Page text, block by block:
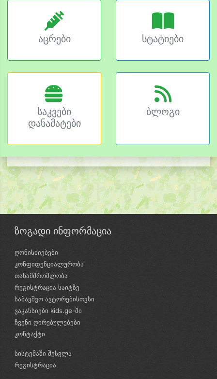
აცრები სტატიები
საკვები
დანამატები
ბლოგი
ზოგადი ინფორმაცია
ღონისძიებები
კონფიდენციალურობა
თანამშრომლობა
რეგისტრაცია საიტზე
საბავშვო ავტორებისთვსი
ვაკანსიები kids.ge-ში
ჩვენი ღირებულებები
კონტაქტი
სისტემაში შესვლა
რეგისტრაცია